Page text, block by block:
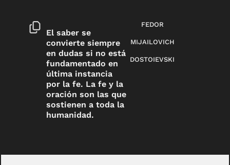
El saber se
convierte siempre
en dudas si no está
fundamentado en
última instancia
por la fe. La fe y la
oración son las que
sostienen a toda la
humanidad.
FEDOR
MIJAILOVICH
DOSTOIEVSKI